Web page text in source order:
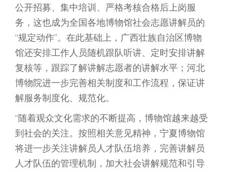
公开招募、集中培训、严格考核合格后上岗服
务，这也成为全国各地博物馆社会志愿讲解员的
“规定动作”。在此基础上，广西壮族自治区博物
馆还安排工作人员随机跟队听讲、定时安排讲解
复核等，跟踪了解讲解志愿者的讲解水平；河北
博物院进一步完善相关制度和工作流程，保证讲
解服务制度化、规范化。
“随着观众文化需求的不断提高，博物馆越来越受
到社会的关注。按照相关意见精神，宁夏博物馆
将进一步关注讲解员人才队伍培养，完善讲解员
人才队伍的管理机制，加大社会讲解规范和引导